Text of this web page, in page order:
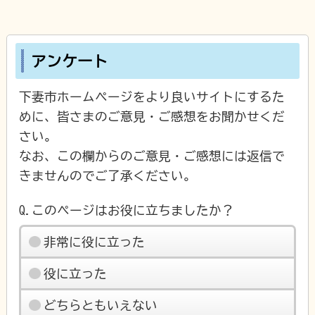
アンケート
下妻市ホームページをより良いサイトにするた
めに、皆さまのご意見・ご感想をお聞かせくだ
さい。
なお、この欄からのご意見・ご感想には返信で
きませんのでご了承ください。
Q.このページはお役に立ちましたか？
非常に役に立った
役に立った
どちらともいえない